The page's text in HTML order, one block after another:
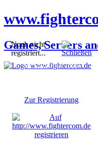
Games, Servers
Noch nicht
registriert...
Sie sind noch nicht
Zur Registrierung